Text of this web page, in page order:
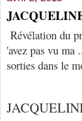
Révélation du
'avez pas vu ma
sorties dans le